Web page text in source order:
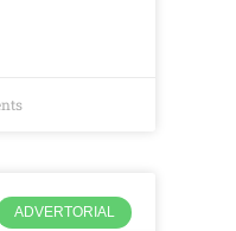
ADVERTORIAL